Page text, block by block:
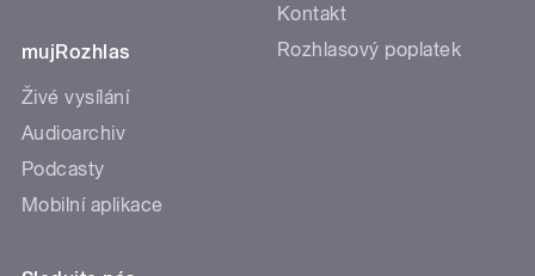
mujRozhlas
Živé vysílání
Audioarchiv
Podcasty
Mobilní aplikace
Kontakt
Rozhlasový poplatek